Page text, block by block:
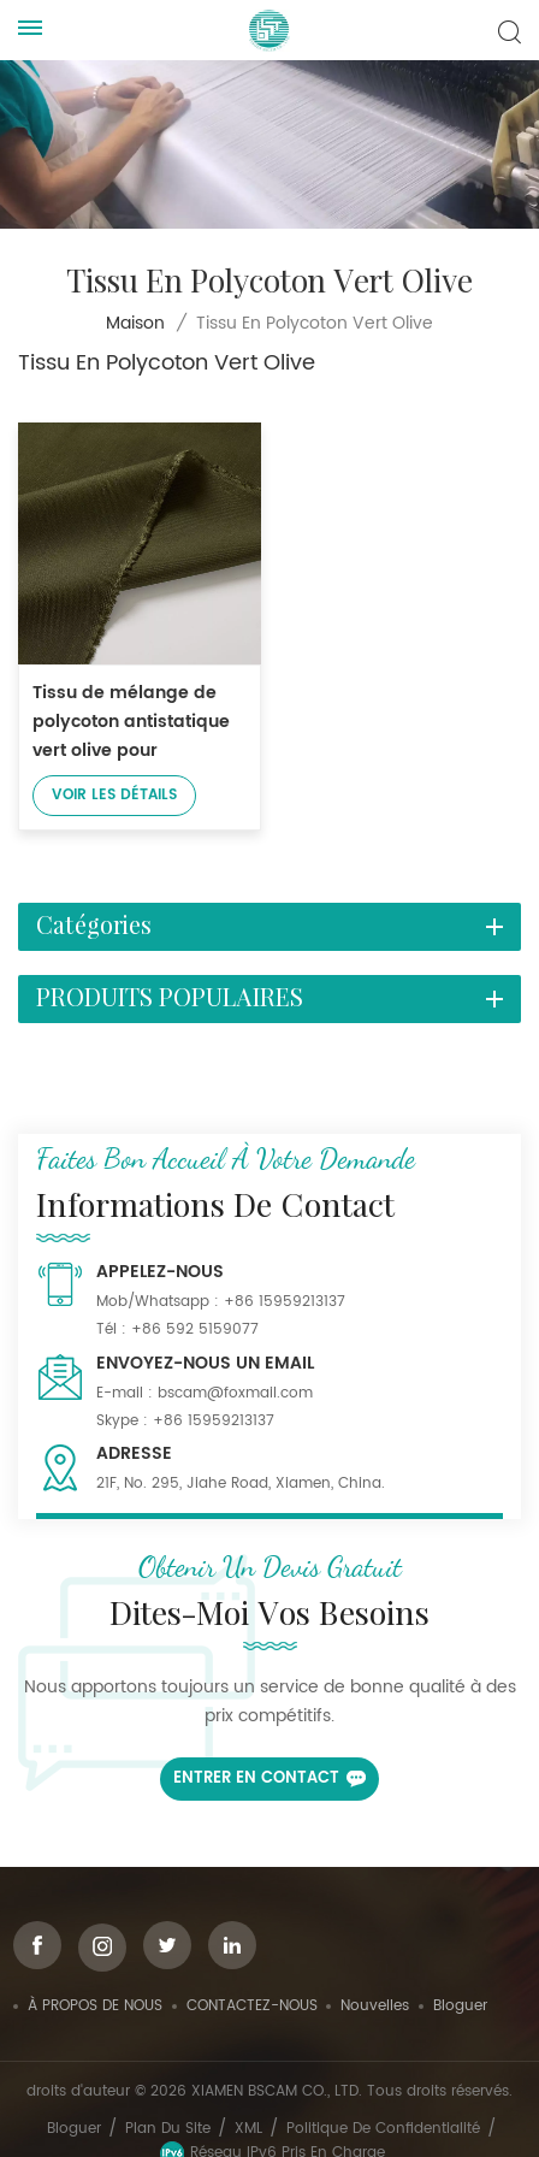
Tissu En Polycoton Vert Olive
Maison / Tissu En Polycoton Vert Olive
Tissu En Polycoton Vert Olive
Tissu de mélange de
polycoton antistatique
vert olive pour
vêtements de travail
VOIR LES DÉTAILS
Catégories
PRODUITS POPULAIRES
Faites Bon Accueil À Votre Demande
Informations De Contact
APPELEZ-NOUS
Mob/Whatsapp : +86 15959213137
Tél : +86 592 5159077
ENVOYEZ-NOUS UN EMAIL
E-mail : bscam@foxmail.com
Skype : +86 15959213137
ADRESSE
21F, No. 295, Jiahe Road, Xiamen, China.
Obtenir Un Devis Gratuit
Dites-Moi Vos Besoins
Nous apportons toujours un service de bonne qualité à des
prix compétitifs.
ENTRER EN CONTACT
À PROPOS DE NOUS CONTACTEZ-NOUS Nouvelles Bloguer
droits d'auteur © 2026 XIAMEN BSCAM CO., LTD. Tous droits réservés.
Bloguer / Plan Du Site / XML / Politique De Confidentialité /